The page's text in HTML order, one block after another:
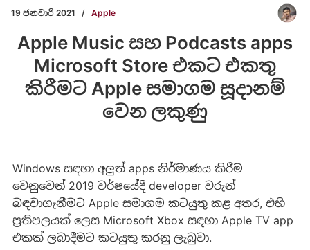
19 ජනවාරි 2021 / Apple
Apple Music සහ Podcasts apps
Microsoft Store එකට එකතු
කිරීමට Apple සමාගම සූදානම්
වෙන ලකුණු
Windows සඳහා අලුත් apps නිර්මාණය කිරීම
වෙනුවෙන් 2019 වර්ෂයේදී developer වරුන්
බඳවාගැනීමට Apple සමාගම කටයුතු කළ අතර, එහි
ප්‍රතිපලයක් ලෙස Microsoft Xbox සඳහා Apple TV app
එකක් ලබාදීමට කටයුතු කරනු ලැබුවා.